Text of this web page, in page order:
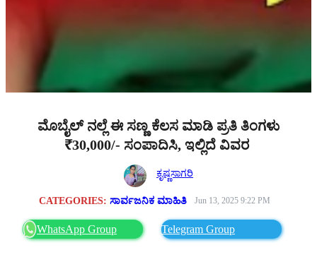
ಮೊಬೈಲ್ ನಲ್ಲೆ ಈ ಸಣ್ಣ ಕೆಲಸ ಮಾಡಿ ಪ್ರತಿ ತಿಂಗಳು
₹30,000/- ಸಂಪಾದಿಸಿ, ಇಲ್ಲಿದೆ ವಿವರ
ಕೃಷ್ಣಸಾಗರಿ
CATEGORIES:ಸಾರ್ವಜನಿಕ ಮಾಹಿತಿ Jun 13, 2025 9:22 PM
WhatsApp Group Telegram Group